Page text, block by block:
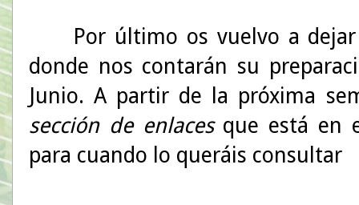
Por último os vuelvo a
donde nos contarán su
Junio. A partir de la próxima
sección de enlacesque está en
para cuando lo queráis consultar